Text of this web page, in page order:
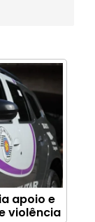
apoio e
violência